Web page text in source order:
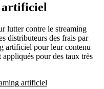
artificiel
lutter contre le streaming
distributeurs des frais par
artificiel pour leur contenu
pour des taux très
artificiel